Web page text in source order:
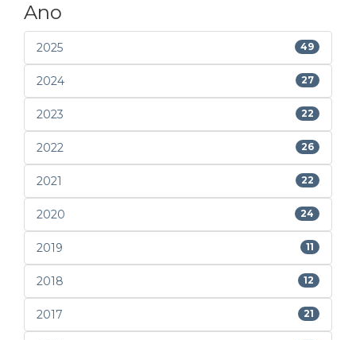
Ano
2025 49
2024 27
2023 22
2022 26
2021 22
2020 24
2019 11
2018 12
2017 21